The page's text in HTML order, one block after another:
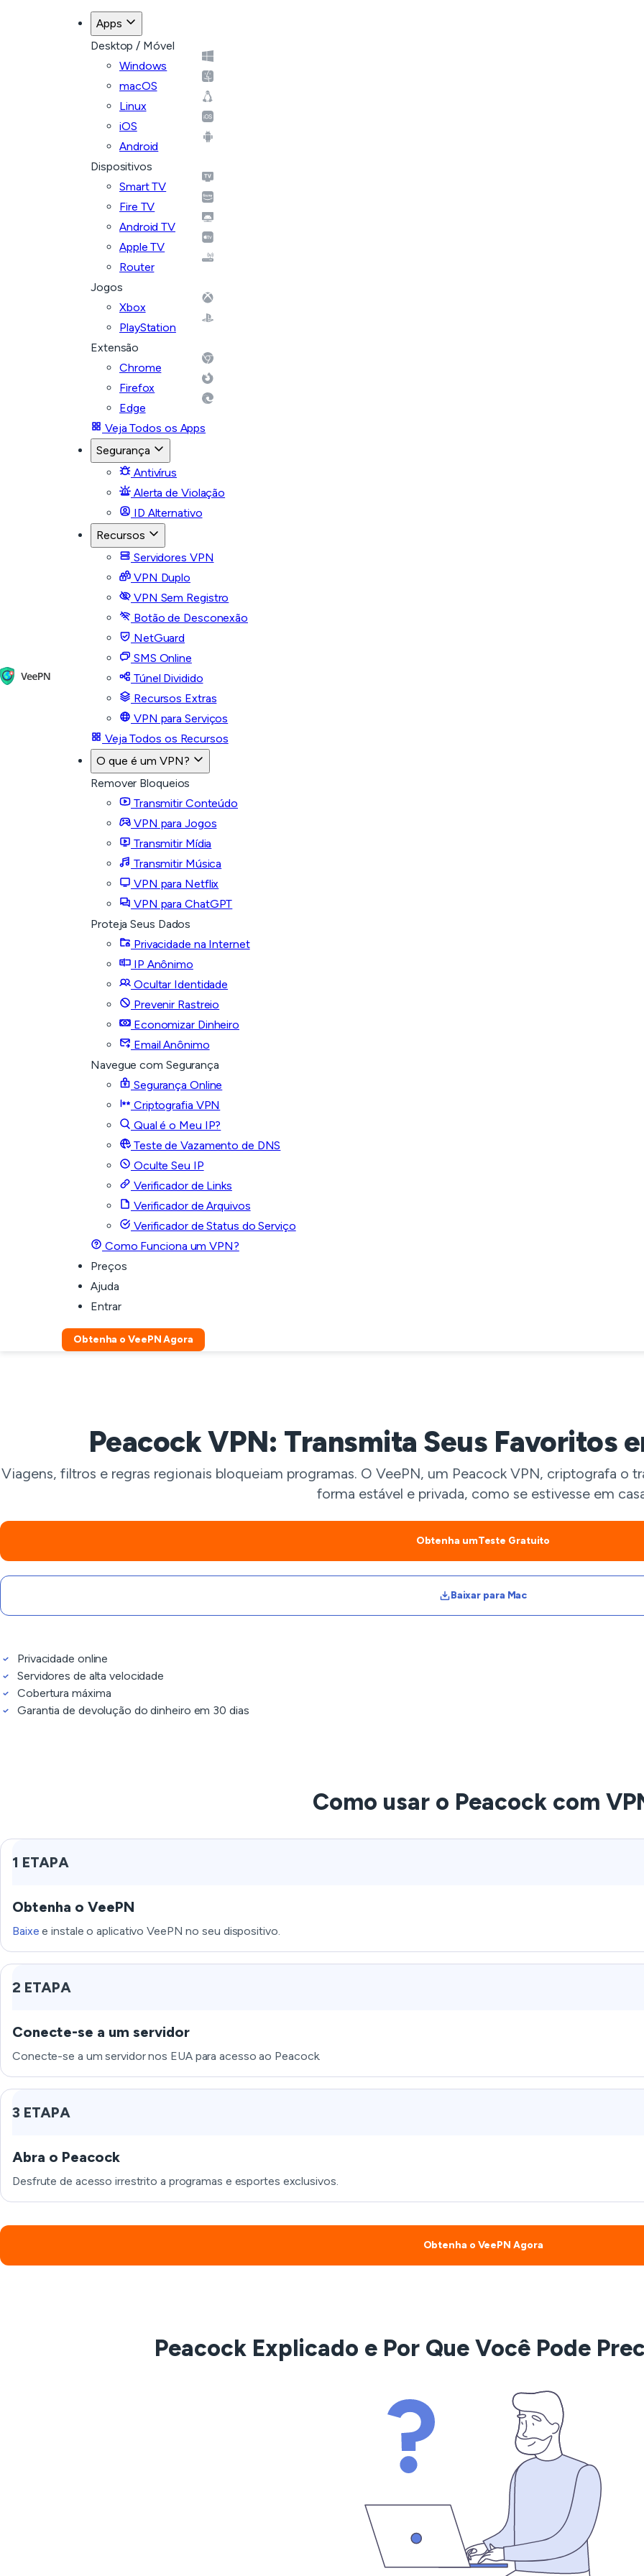
Apps
Desktop / Móvel
Windows
macOS
Linux
iOS
Android
Dispositivos
Smart TV
Fire TV
Android TV
Apple TV
Router
Jogos
Xbox
PlayStation
Extensão
Chrome
Firefox
Edge
Veja Todos os Apps
Segurança
Antivírus
Alerta de Violação
ID Alternativo
Recursos
Servidores VPN
VPN Duplo
VPN Sem Registro
Botão de Desconexão
NetGuard
SMS Online
Túnel Dividido
Recursos Extras
VPN para Serviços
Veja Todos os Recursos
O que é um VPN?
Remover Bloqueios
Transmitir Conteúdo
VPN para Jogos
Transmitir Mídia
Transmitir Música
VPN para Netflix
VPN para ChatGPT
Proteja Seus Dados
Privacidade na Internet
IP Anônimo
Ocultar Identidade
Prevenir Rastreio
Economizar Dinheiro
Email Anônimo
Navegue com Segurança
Segurança Online
Criptografia VPN
Qual é o Meu IP?
Teste de Vazamento de DNS
Oculte Seu IP
Verificador de Links
Verificador de Arquivos
Verificador de Status do Serviço
Como Funciona um VPN?
Preços
Ajuda
Entrar
Obtenha o VeePN Agora
Peacock VPN: Transmita Seus Favoritos
Viagens, filtros e regras regionais bloqueiam programas. O VeePN, um Peacock VPN, criptografa o
forma estável e privada, como se estivesse em
Obtenha umTeste Gratuito
Baixar para Mac
Privacidade online
Servidores de alta velocidade
Cobertura máxima
Garantia de devolução do dinheiro em 30 dias
Como usar o Peacock com
1 ETAPA
Obtenha o VeePN
Baixe e instale o aplicativo VeePN no seu dispositivo.
2 ETAPA
Conecte-se a um servidor
Conecte-se a um servidor nos EUA para acesso ao Peacock.
3 ETAPA
Abra o Peacock
Desfrute de acesso irrestrito a programas e esportes exclusivos.
Obtenha o VeePN Agora
Peacock Explicado e Por Que Você Pode